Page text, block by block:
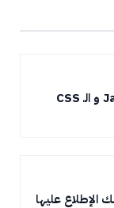
إليك أفضل مكتبات و إطارات الـ Javascript و الـ CSS
عليها